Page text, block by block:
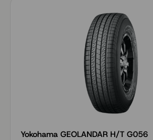
Yokohama GEOLANDAR H/T G056